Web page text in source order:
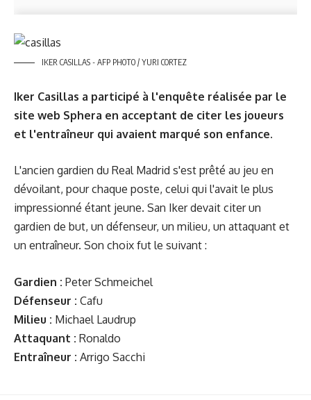
IKER CASILLAS - AFP PHOTO / YURI CORTEZ
Iker Casillas a participé à l'enquête réalisée par le
site web Sphera en acceptant de citer les joueurs
et l'entraîneur qui avaient marqué son enfance.
L'ancien gardien du Real Madrid s'est prêté au jeu en
dévoilant, pour chaque poste, celui qui l'avait le plus
impressionné étant jeune. San Iker devait citer un
gardien de but, un défenseur, un milieu, un attaquant et
un entraîneur. Son choix fut le suivant :
Gardien : Peter Schmeichel
Défenseur : Cafu
Milieu : Michael Laudrup
Attaquant : Ronaldo
Entraîneur : Arrigo Sacchi